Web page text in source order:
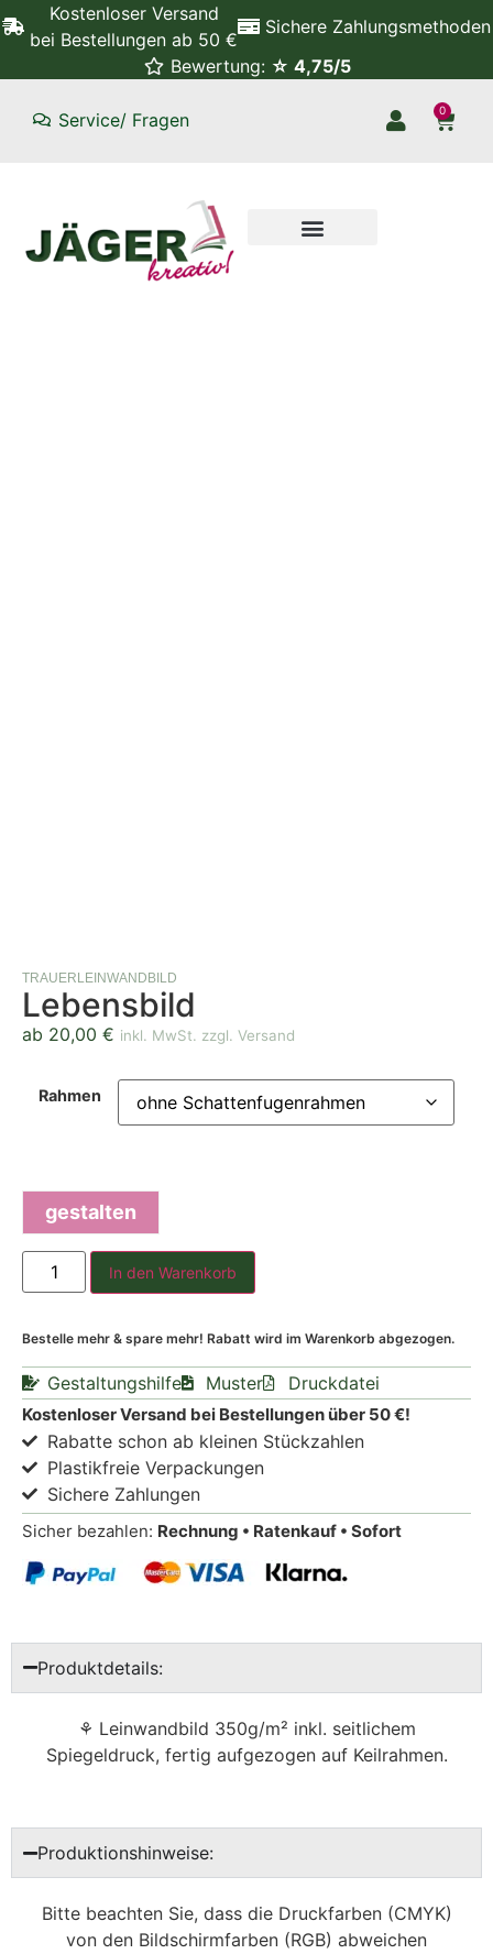
Kostenloser Versand
bei Bestellungen ab 50 €
Sichere Zahlungsmethoden
Bewertung: ☆ 4,75/5
Service/ Fragen 0
TRAUERLEINWANDBILD
Lebensbild
ab 20,00 € inkl. MwSt. zzgl. Versand
Rahmen
gestalten
In den Warenkorb
Bestelle mehr & spare mehr! Rabatt wird im Warenkorb abgezogen.
Gestaltungshilfe Muster Druckdatei
Kostenloser Versand bei Bestellungen über 50 €!
Rabatte schon ab kleinen Stückzahlen
Plastikfreie Verpackungen
Sichere Zahlungen
Sicher bezahlen: Rechnung • Ratenkauf • Sofort
Produktdetails:
⚘ Leinwandbild 350g/m² inkl. seitlichem
Spiegeldruck, fertig aufgezogen auf Keilrahmen.
Produktionshinweise:
Bitte beachten Sie, dass die Druckfarben (CMYK)
von den Bildschirmfarben (RGB) abweichen